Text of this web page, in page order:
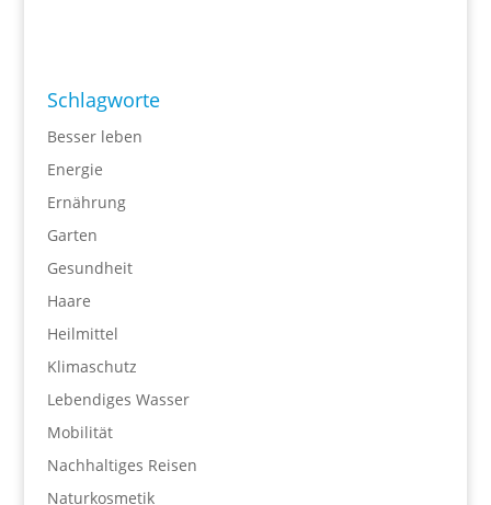
Schlagworte
Besser leben
Energie
Ernährung
Garten
Gesundheit
Haare
Heilmittel
Klimaschutz
Lebendiges Wasser
Mobilität
Nachhaltiges Reisen
Naturkosmetik